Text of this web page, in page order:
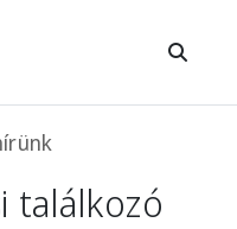
találkozó